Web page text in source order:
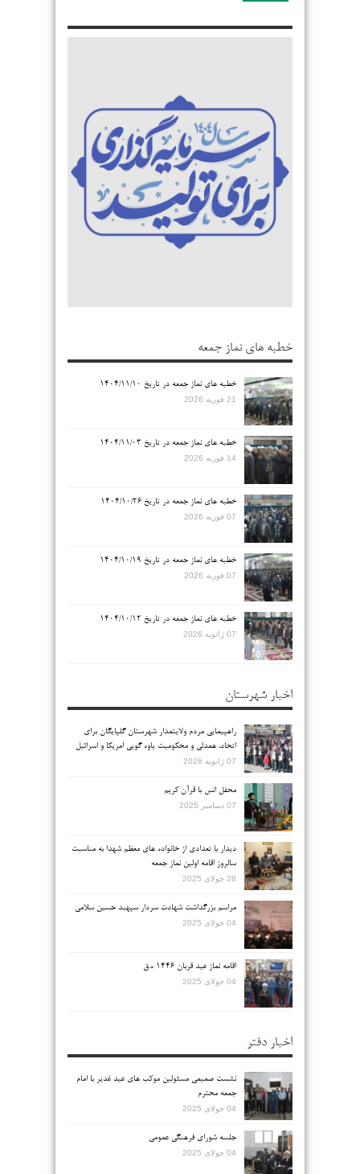
خطبه های نماز جمعه
خطبه های نماز جمعه در تاریخ ۱۴۰۴/۱۱/۱۰
21 فوریه 2026
خطبه های نماز جمعه در تاریخ ۱۴۰۴/۱۱/۰۳
14 فوریه 2026
خطبه های نماز جمعه در تاریخ ۱۴۰۴/۱۰/۲۶
07 فوریه 2026
خطبه های نماز جمعه در تاریخ ۱۴۰۴/۱۰/۱۹
07 فوریه 2026
خطبه های نماز جمعه در تاریخ ۱۴۰۴/۱۰/۱۲
07 ژانویه 2026
اخبار شهرستان
راهپیمایی مردم ولایتمدار شهرستان گلپایگان برای
اتحاد، همدلی و محکومیت یاوه گویی امریکا و اسرائیل
07 ژانویه 2026
محفل انس با قرآن کریم
07 دسامبر 2025
دیدار با تعدادی از خانواده های معظم شهدا به مناسبت
سالروز اقامه اولین نماز جمعه
28 جولای 2025
مراسم بزرگداشت شهادت سردار سپهبد حسین سلامی
04 جولای 2025
اقامه نماز عید قربان ۱۴۴۶ ه.ق
04 جولای 2025
اخبار دفتر
نشست صمیمی مسئولین موکب های عید غدیر با امام
جمعه محترم
04 جولای 2025
جلسه شورای فرهنگی عمومی
04 جولای 2025